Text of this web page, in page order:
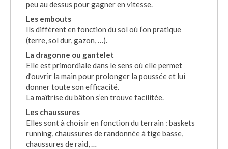
peu au dessus pour gagner en vitesse.
Les embouts
Ils diffèrent en fonction du sol où l’on pratique
(terre, sol dur, gazon, …).
La dragonne ou gantelet
Elle est primordiale dans le sens où elle permet
d’ouvrir la main pour prolonger la poussée et lui
donner toute son efficacité.
La maîtrise du bâton s’en trouve facilitée.
Les chaussures
Elles sont à choisir en fonction du terrain : baskets
running, chaussures de randonnée à tige basse,
chaussures de raid, …